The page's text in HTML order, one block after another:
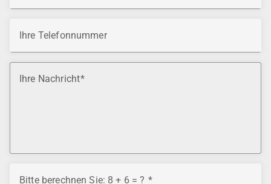
Ihre Telefonnummer
Ihre Nachricht
Bitte berechnen Sie: 8 + 6 = ?